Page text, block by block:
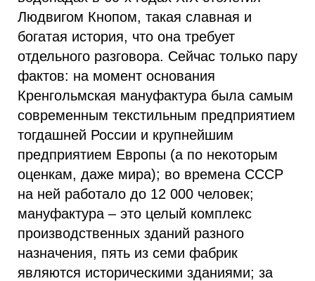
Людвигом Кнопом, такая славная и
богатая история, что она требует
отдельного разговора. Сейчас только пару
фактов: на момент основания
Кренгольмская мануфактура была самым
современным текстильным предприятием
тогдашней России и крупнейшим
предприятием Европы (а по некоторым
оценкам, даже мира); во времена СССР
на ней работало до 12 000 человек;
мануфактура – это целый комплекс
производственных зданий разного
назначения, пять из семи фабрик
являются историческими зданиями; за